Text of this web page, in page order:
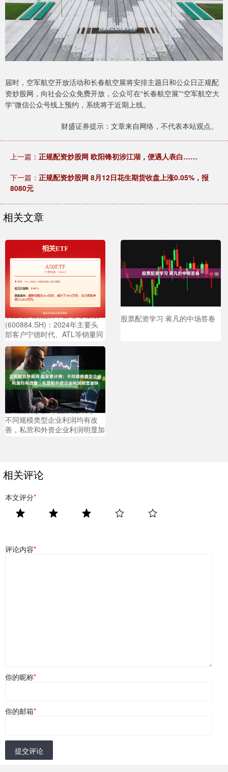
届时，空军航空开放活动和长春航空展将安排主题日和公众日正规配
资炒股网，向社会公众免费开放，公众可在“长春航空展”“空军航空大
学”微信公众号线上预约，系统将于近期上线。
财盛证券提示：文章来自网络，不代表本站观点。
上一篇： 正规配资炒股网 欧阳锋初涉江湖，便遇人表白……
下一篇： 正规配资炒股网 8月12日花生期货收盘上涨0.05%，报
8080元
相关文章
线上最大的配资平台 杉杉股份
(600884.SH)：2024年主要头
部客户宁德时代、ATL等销量同
比大幅提升
股票配资学习 蒋凡的中场答卷
正规配资炒股网 国家统计局：
不同规模类型企业利润均有改
善，私营和外资企业利润明显加
快
相关评论
本文评分*
评论内容*
你的昵称*
你的邮箱*
提交评论